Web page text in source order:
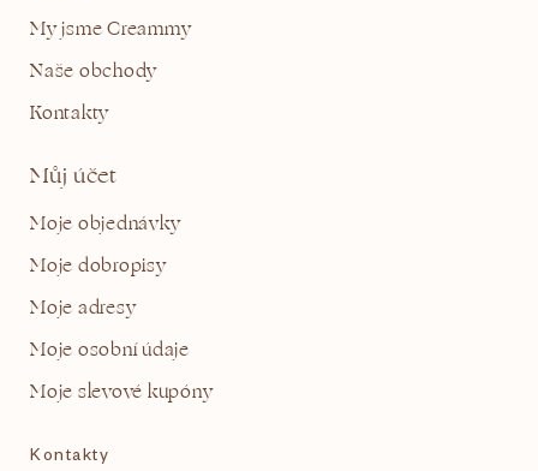
My jsme Creammy
Naše obchody
Kontakty
Můj účet
Moje objednávky
Moje dobropisy
Moje adresy
Moje osobní údaje
Moje slevové kupóny
Kontakty